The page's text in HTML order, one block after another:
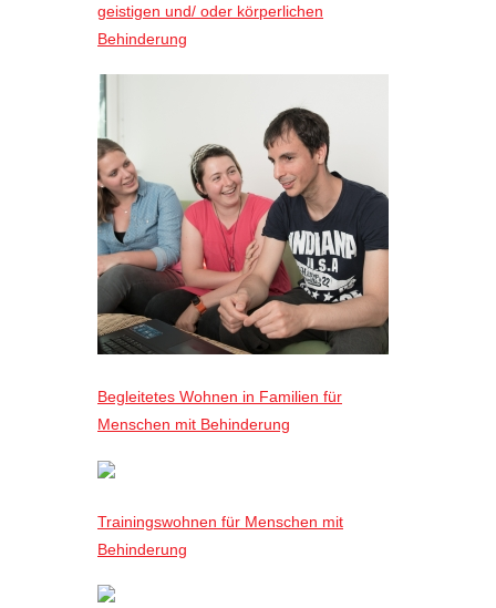
geistigen und/ oder körperlichen
Behinderung
Begleitetes Wohnen in Familien für
Menschen mit Behinderung
Trainingswohnen für Menschen mit
Behinderung